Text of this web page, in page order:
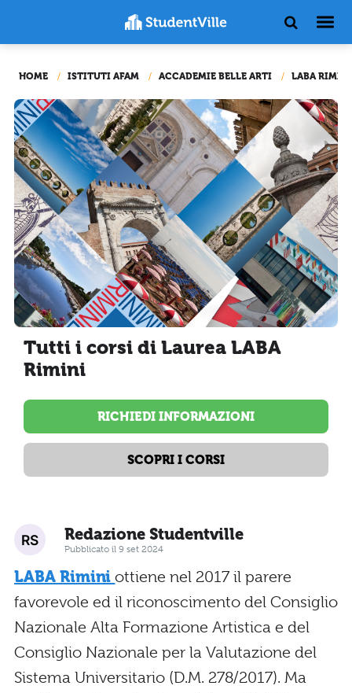
HOME ISTITUTI AFAM ACCADEMIE BELLE ARTI LABA RIMINI
Tutti i corsi di Laurea LABA
Rimini
RICHIEDI INFORMAZIONI
SCOPRI I CORSI
Redazione Studentville
Pubblicato il 9 set 2024
LABA Riminiottiene nel 2017 il parere
favorevole ed il riconoscimento del Consiglio
Nazionale Alta Formazione Artistica e del
Consiglio Nazionale per la Valutazione del
Sistema Universitario (D.M. 278/2017). Ma